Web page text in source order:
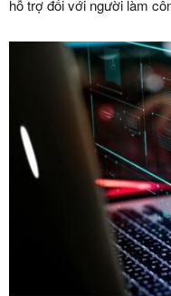
hỗ trợ đối với người làm